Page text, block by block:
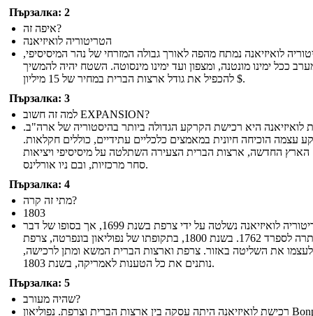
Пързалка: 2
איפה זה?
הטריטוריה לואיזיאנה
לואיזיאנה נמתח מהפה לאורך גבולה המזרחי של נהר המיסיסיפי,
ככל ימינו מונטנה, ומצפון ועד ימינו מינסוטה. השטח יהיה להמשיך
להכפיל את גודל ארצות הברית במחיר של 15 מיליון $.
Пързалка: 3
למה זה חשוב EXPANSION?
לואיזיאנה היא רכישת הקרקע הגדולה ביותר בהיסטוריה של ארה"ב.
עצמה הוכיחה חיונית במאמצים כלכליים עתידיים, כוללים חקלאות.
החדשה, ארצות הברית הצעירה השתלטה על מיסיסיפי ויציאות
סחר מרכזיות, ובם ניו אורלינס.
Пързалка: 4
מתי זה קרה?
1803
הטריטוריה לואיזיאנה נשלטה על ידי צרפת בשנת 1699, אך בסופו של דבר
ויתרה לספרד 1762. בשנת 1800, בתקופתו של נפוליאון בונפרטה, צרפת
לעצמו את השליטה באזור. צרפת וארצות הברית המשא ומתן לרכישה,
נותנים את כל הטענות לאמריקה, בשנת 1803.
Пързалка: 5
שהיה מעורב?
רכישת לואיזיאנה היתה עסקה בין ארצות הברית וצרפת. נפוליאון Bonparte,